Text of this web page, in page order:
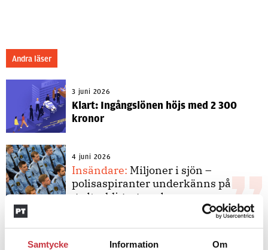
Samtycke Information Om
Andra läser
3 juni 2026
Klart: Ingångslönen höjs med 2 300
kronor
4 juni 2026
Insändare: Miljoner i sjön –
polisaspiranter underkänns på
godtyckliga grunder